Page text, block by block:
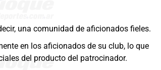
una comunidad de aficionados fieles.
en los aficionados de su club, lo que
del producto del patrocinador.